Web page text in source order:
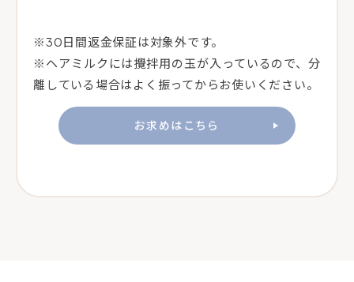
※30日間返金保証は対象外です。
※ヘアミルクには攪拌用の玉が入っているので、分
離している場合はよく振ってからお使いください。
お求めはこちら